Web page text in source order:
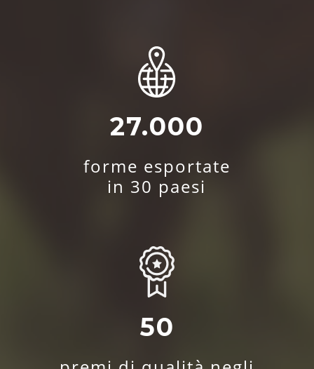
27.000
forme esportate
in 30 paesi
50